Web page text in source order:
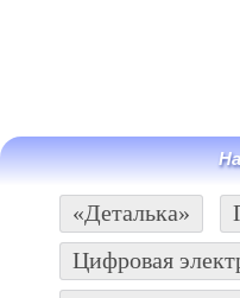
«Деталька»
Цифровая